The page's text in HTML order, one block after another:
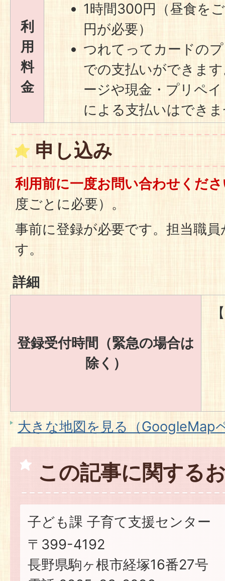
利
用
料
金
1時間300円（昼食を
円が必要）
つれてってカードの
での支払いができま
ージや現金・プリペ
による支払いはでき
申し込み
利用前に一度お問い合わせくだ
度ごとに必要）。
事前に登録が必要です。担当職
す。
詳細
登録受付時間（緊急の場合は
除く）
大きな地図を見る（GoogleMap
この記事に関する
子ども課 子育て支援センター
〒399-4192
長野県駒ヶ根市経塚16番27号